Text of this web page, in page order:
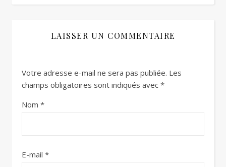
LAISSER UN COMMENTAIRE
Votre adresse e-mail ne sera pas publiée. Les
champs obligatoires sont indiqués avec *
Nom *
E-mail *